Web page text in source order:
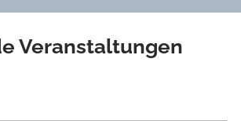
Veranstaltungen